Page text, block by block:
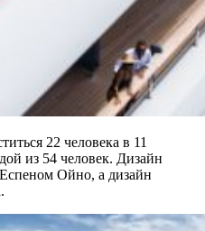
22 человека в 11
из 54 человек. Дизайн
Ойно, а дизайн